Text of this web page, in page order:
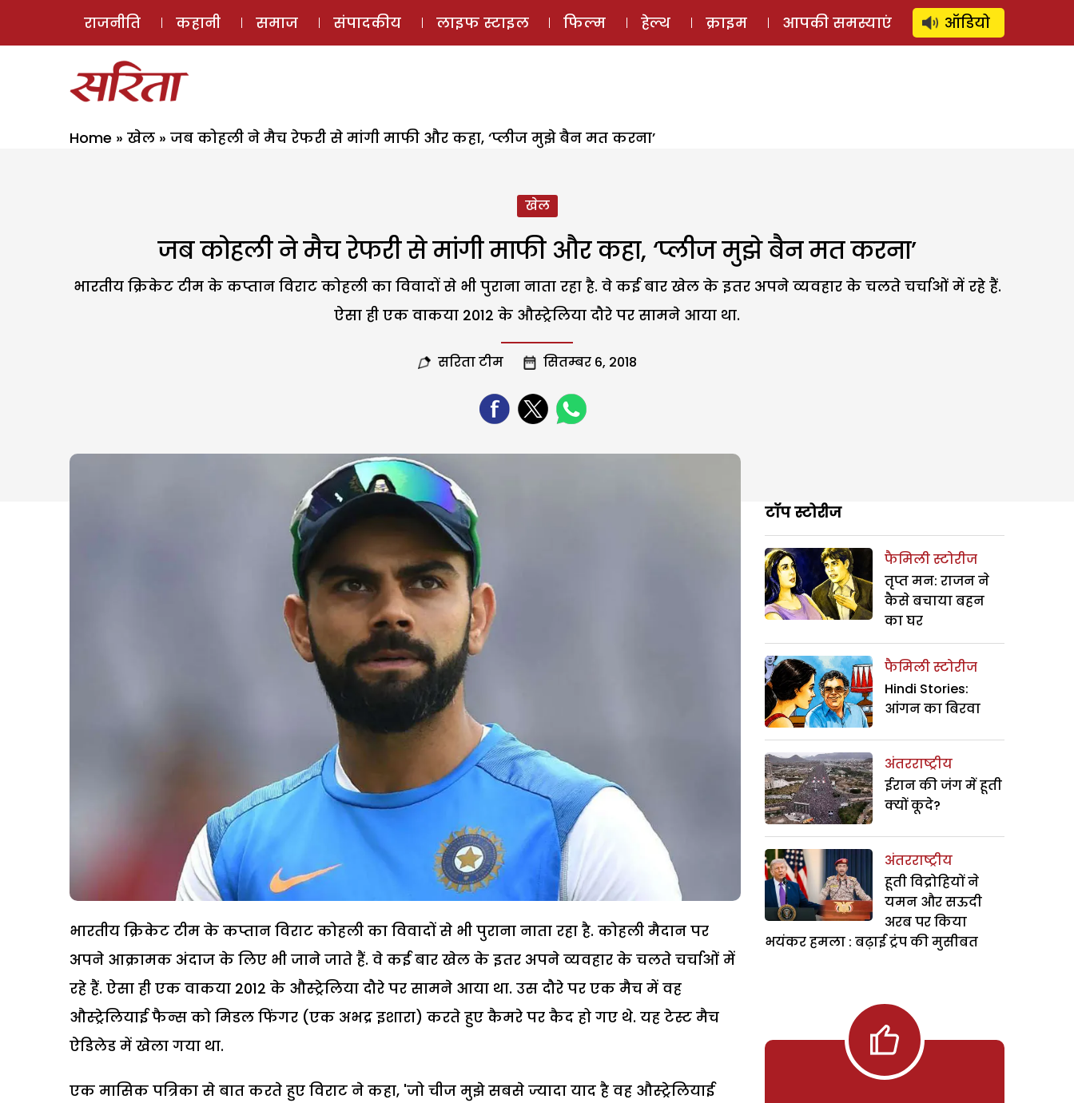
ई-मैगज़ीन ऑडियो स्टोरी लॉग इन ⚲ SUBSCRIBE
राजनीति कहानी समाज संपादकीय लाइफ स्टाइल फिल्म हेल्थ क्राइम आपकी समस्याएं ऑडियो
Home » खेल » जब कोहली ने मैच रेफरी से मांगी माफी और कहा, ‘प्लीज मुझे बैन मत करना’
खेल
जब कोहली ने मैच रेफरी से मांगी माफी और कहा, ‘प्लीज मुझे बैन मत करना’
भारतीय क्रिकेट टीम के कप्तान विराट कोहली का विवादों से भी पुराना नाता रहा है. वे कई बार खेल के इतर अपने व्यवहार के चलते चर्चाओं में रहे हैं.
ऐसा ही एक वाकया 2012 के औस्ट्रेलिया दौरे पर सामने आया था.
सरिता टीम सितम्बर 6, 2018
भारतीय क्रिकेट टीम के कप्तान विराट कोहली का विवादों से भी पुराना नाता रहा है. कोहली मैदान पर
अपने आक्रामक अंदाज के लिए भी जाने जाते हैं. वे कई बार खेल के इतर अपने व्यवहार के चलते चर्चाओं में
रहे हैं. ऐसा ही एक वाकया 2012 के औस्ट्रेलिया दौरे पर सामने आया था. उस दौरे पर एक मैच में वह
औस्ट्रेलियाई फैन्स को मिडल फिंगर (एक अभद्र इशारा) करते हुए कैमरे पर कैद हो गए थे. यह टेस्ट मैच
ऐडिलेड में खेला गया था.
एक मासिक पत्रिका से बात करते हुए विराट ने कहा, 'जो चीज मुझे सबसे ज्यादा याद है वह औस्ट्रेलियाई
टॉप स्टोरीज
फैमिली स्टोरीज
तृप्त मन: राजन ने
कैसे बचाया बहन
का घर
फैमिली स्टोरीज
Hindi Stories:
आंगन का बिरवा
अंतरराष्ट्रीय
ईरान की जंग में हूती
क्यों कूदे?
अंतरराष्ट्रीय
हूती विद्रोहियों ने
यमन और सऊदी
अरब पर किया
भयंकर हमला : बढ़ाई ट्रंप की मुसीबत